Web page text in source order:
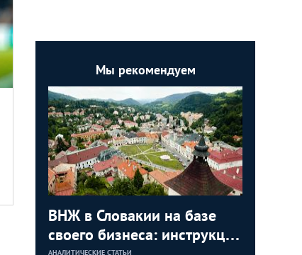
Мы рекомендуем
ВНЖ в Словакии на базе
своего бизнеса: инструкция
АНАЛИТИЧЕСКИЕ СТАТЬИ